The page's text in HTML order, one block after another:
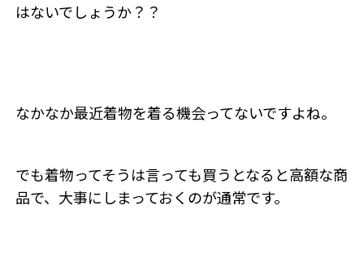
はないでしょうか？？
なかなか最近着物を着る機会ってないですよね。
でも着物ってそうは言っても買うとなると高額な商
品で、大事にしまっておくのが通常です。